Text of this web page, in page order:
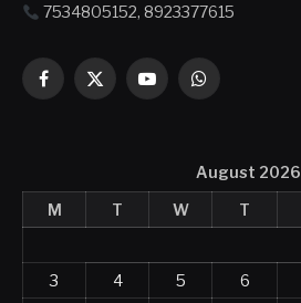
7534805152, 8923377615
Facebook
X
YouTubeWhatsApp
August 2026
M
T W T
3
4 5 6